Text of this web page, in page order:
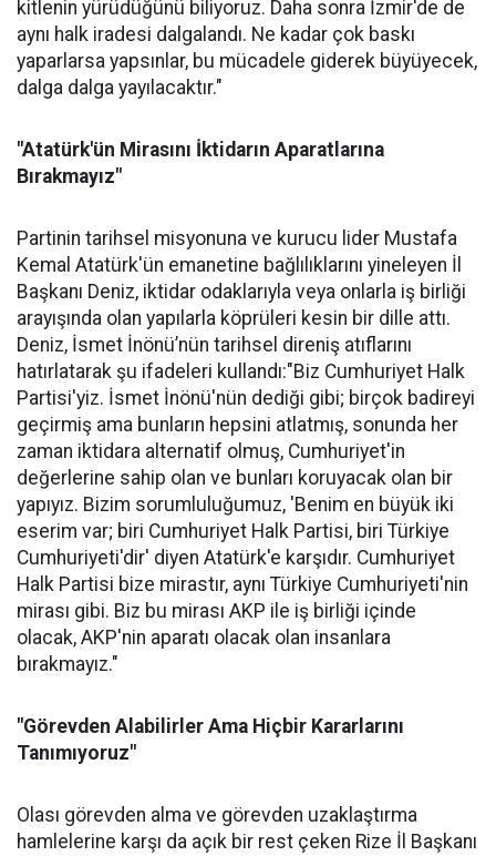
kitlenin yürüdüğünü biliyoruz. Daha sonra İzmir'de de
aynı halk iradesi dalgalandı. Ne kadar çok baskı
yaparlarsa yapsınlar, bu mücadele giderek büyüyecek,
dalga dalga yayılacaktır."
"Atatürk'ün Mirasını İktidarın Aparatlarına
Bırakmayız"
Partinin tarihsel misyonuna ve kurucu lider Mustafa
Kemal Atatürk'ün emanetine bağlılıklarını yineleyen İl
Başkanı Deniz, iktidar odaklarıyla veya onlarla iş birliği
arayışında olan yapılarla köprüleri kesin bir dille attı.
Deniz, İsmet İnönü’nün tarihsel direniş atıflarını
hatırlatarak şu ifadeleri kullandı:"Biz Cumhuriyet Halk
Partisi'yiz. İsmet İnönü'nün dediği gibi; birçok badireyi
geçirmiş ama bunların hepsini atlatmış, sonunda her
zaman iktidara alternatif olmuş, Cumhuriyet'in
değerlerine sahip olan ve bunları koruyacak olan bir
yapıyız. Bizim sorumluluğumuz, 'Benim en büyük iki
eserim var; biri Cumhuriyet Halk Partisi, biri Türkiye
Cumhuriyeti'dir' diyen Atatürk'e karşıdır. Cumhuriyet
Halk Partisi bize mirastır, aynı Türkiye Cumhuriyeti'nin
mirası gibi. Biz bu mirası AKP ile iş birliği içinde
olacak, AKP'nin aparatı olacak olan insanlara
bırakmayız."
"Görevden Alabilirler Ama Hiçbir Kararlarını
Tanımıyoruz"
Olası görevden alma ve görevden uzaklaştırma
hamlelerine karşı da açık bir rest çeken Rize İl Başkanı